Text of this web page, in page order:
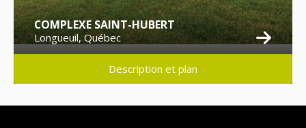
COMPLEXE SAINT-HUBERT
Longueuil, Québec
Description et plan